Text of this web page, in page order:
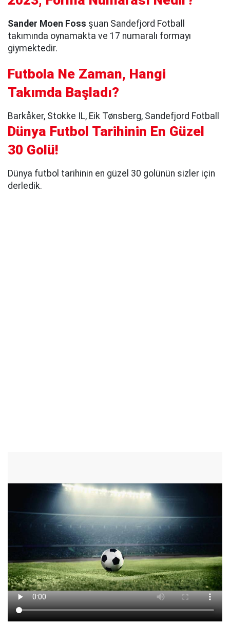
Sander Moen Foss şuan Sandefjord Fotball
takımında oynamakta ve 17 numaralı formayı
giymektedir.
Futbola Ne Zaman, Hangi
Takımda Başladı?
Barkåker, Stokke IL, Eik Tønsberg, Sandefjord Fotball
Dünya Futbol Tarihinin En Güzel
30 Golü!
Dünya futbol tarihinin en güzel 30 golünün sizler için
derledik.